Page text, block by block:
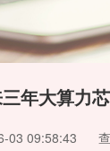
年大算力
03 09:58:43